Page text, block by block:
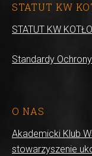
STATUT KW
STATUT KW
Standardy
O NAS
Akademicki Klub
stowarzyszenie